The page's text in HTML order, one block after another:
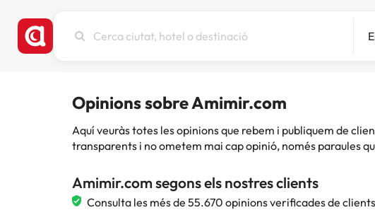
ciutat,
Opinions sobre Amimir.com
Aquí veuràs totes les opinions que rebem i publiquem de
transparents i no ometem mai cap opinió, només paraules
Amimir.com segons els nostres clients
Consulta les més de 55.670 opinions verificades de